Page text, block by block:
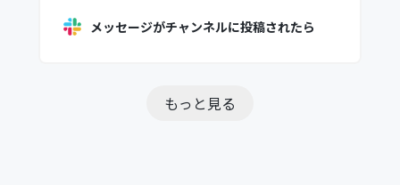
メッセージがチャンネルに投稿されたら
もっと見る